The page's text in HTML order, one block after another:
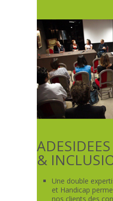
&
Une double
et Handicap
nos clients des